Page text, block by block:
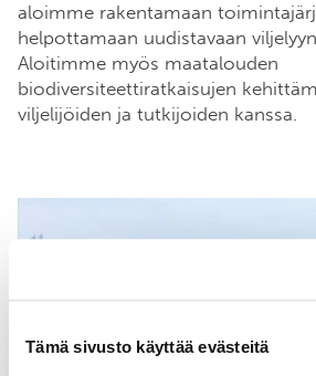
Tämä sivusto käyttää evästeitä
aloimme rakentamaan
helpottamaan uudistavaan
Aloitimme myös maatalouden
biodiversiteettiratkaisujen
viljelijöiden ja tutkijoiden kanssa.